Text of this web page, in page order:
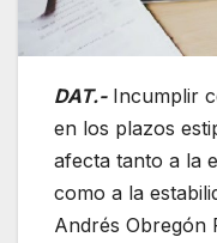
DAT.-Incumplir
en los plazos
afecta tanto a la
como a la
Andrés Obregón